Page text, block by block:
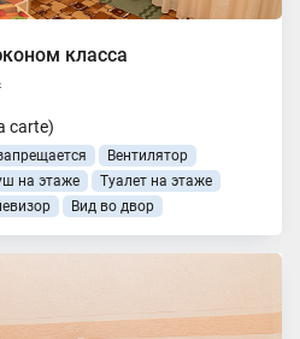
класса
carte)
Вентилятор
на этаже
Туалет на этаже
Вид во двор